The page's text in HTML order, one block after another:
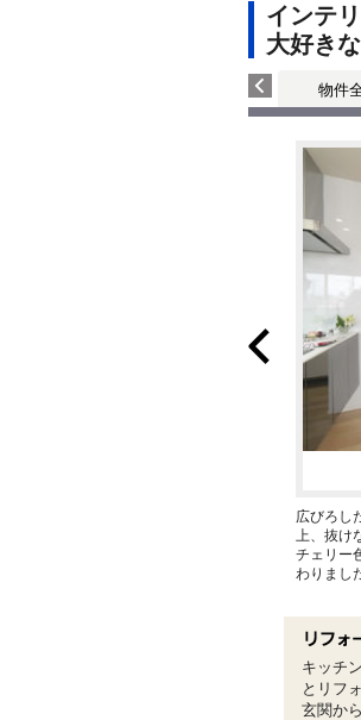
インテ
大好き
物件
広びろし
上、抜
チェリー
わりまし
キッチ
とリフ
玄関か